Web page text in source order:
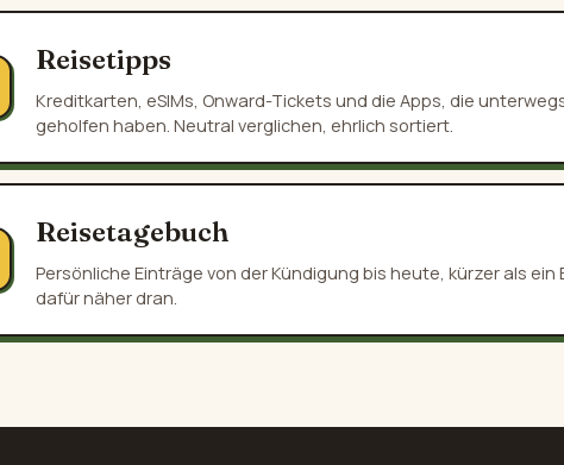
Reisetipps
Kreditkarten, eSIMs, Onward-Tickets und die Apps, die
geholfen haben. Neutral verglichen, ehrlich sortiert.
Reisetagebuch
Persönliche Einträge von der Kündigung bis heute, kürzer als ein
dafür näher dran.